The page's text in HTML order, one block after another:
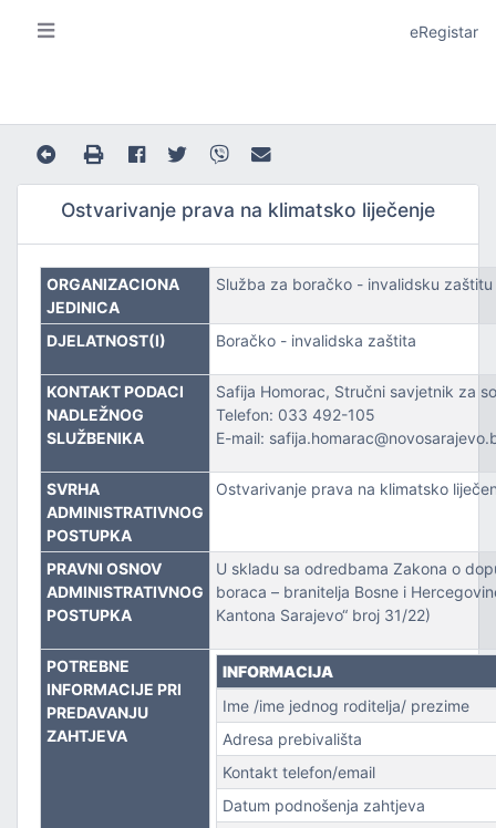
LOKALNU SAMOUPRAVU
POSLOVE I KATASTAR NEKRETNINA
I URBANIZMA
I SAOBRAĆAJ
eRegistar
Ostvarivanje prava na klimatsko liječenje
ORGANIZACIONA
JEDINICA
Služba za boračko - invalidsku zaštitu
DJELATNOST(I) Boračko - invalidska zaštita
KONTAKT PODACI
NADLEŽNOG
SLUŽBENIKA
Safija Homorac, Stručni savjetnik za
Telefon: 033 492-105
E-mail:
SVRHA
ADMINISTRATIVNOG
POSTUPKA
Ostvarivanje prava na klimatsko
PRAVNI OSNOV
ADMINISTRATIVNOG
POSTUPKA
U skladu sa odredbama Zakona o
boraca – branitelja Bosne i
Kantona Sarajevo“ broj 31/22)
POTREBNE
INFORMACIJE PRI
PREDAVANJU
ZAHTJEVA
INFORMACIJA
Ime /ime jednog roditelja/ prezime
Adresa prebivališta
Kontakt telefon/email
Datum podnošenja zahtjeva